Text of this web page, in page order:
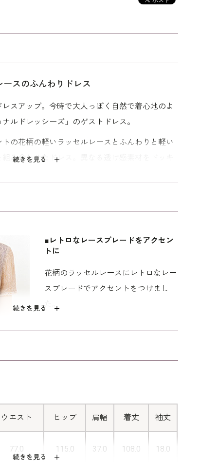
レアーワンピース
ワンピース
ルスリーブのワンピ
ース
33,000
続きを見る
スのふんわりドレス
スアップ。今時で大人っぽく自然で着心地のよ
ルドレッシーズ」のゲストドレス。
の花柄の軽いラッセルレースとふんわりと軽い
み合わせたドレス。異なる透け感素材をドッキ
ルフォーマルのお洗濯方法
続きを見る
■レトロなレースブレードをアクセン
トに
花柄のラッセルレースにレトロなレー
スブレードでアクセントをつけまし
た。
■ふんわりチュールレース
続きを見る
ウエスト ヒップ 肩幅 着丈 袖丈
77.0 115.0 37.0 108.0 18.0